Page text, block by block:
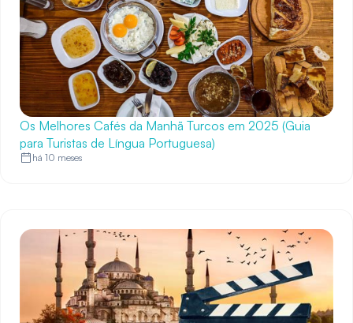
Os Melhores Cafés da Manhã Turcos em 2025 (Guia
para Turistas de Língua Portuguesa)
há 10 meses